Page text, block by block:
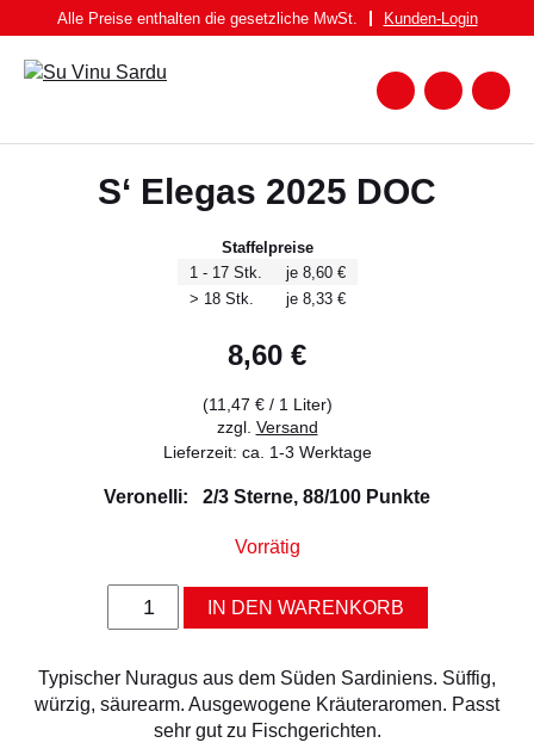
Inhalt
springen
WEISSWEIN
PASTA BRUNDU
OLIVENÖL
ANGEBOTE
Zum
Alle Preise enthalten die gesetzliche MwSt. Kunden-Login
S‘ Elegas 2025 DOC
Staffelpreise
1 - 17 Stk.
je 8,60 €
> 18 Stk.
je 8,33 €
8,60 €
(11,47 €/ 1 Liter)
zzgl. Versand
Lieferzeit: ca. 1-3 Werktage
Veronelli: 2/3 Sterne, 88/100 Punkte
Vorrätig
DOC
Menge
IN DEN WARENKORB
Typischer Nuragus aus dem Süden Sardiniens. Süffig,
würzig, säurearm. Ausgewogene Kräuteraromen. Passt
sehr gut zu Fischgerichten.